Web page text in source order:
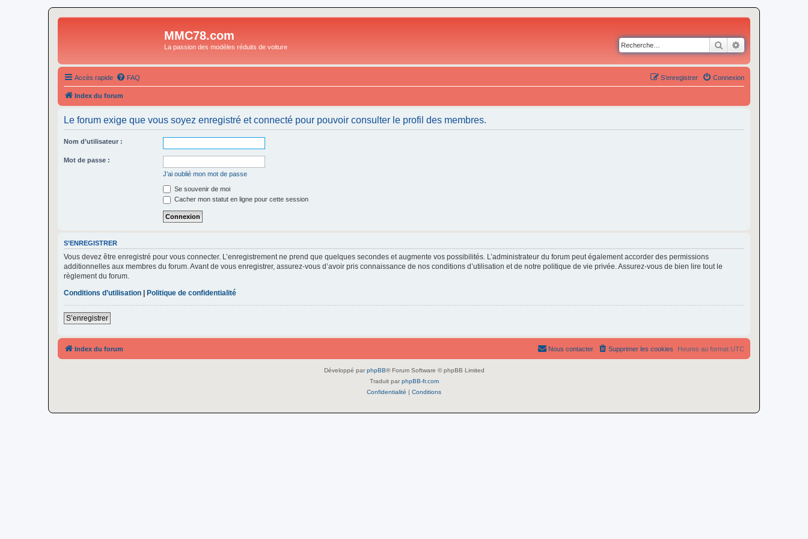
MMC78.com
La passion des modèles réduits de voiture Rechercher
Accès rapide FAQ Connexion
S’enregistrer
Index du forum
Le forum exige que vous soyez enregistré et connecté pour pouvoir consulter le profil des membres.
Nom d’utilisateur :
Mot de passe :
J’ai oublié mon mot de passe
Se souvenir de moi
Cacher mon statut en ligne pour cette session
S’ENREGISTRER
Vous devez être enregistré pour vous connecter. L’enregistrement ne prend que quelques secondes et augmente vos possibilités. L’administrateur du forum peut également accorder des permissions
additionnelles aux membres du forum. Avant de vous enregistrer, assurez-vous d’avoir pris connaissance de nos conditions d’utilisation et de notre politique de vie privée. Assurez-vous de bien lire tout le
règlement du forum.
Conditions d’utilisation
Politique de confidentialité
S’enregistrer
Index du forum Heures au format UTC
Supprimer les cookies
Nous contacter
Développé par phpBB® Forum Software © phpBB Limited
Traduit par phpBB-fr.com
Confidentialité | Conditions